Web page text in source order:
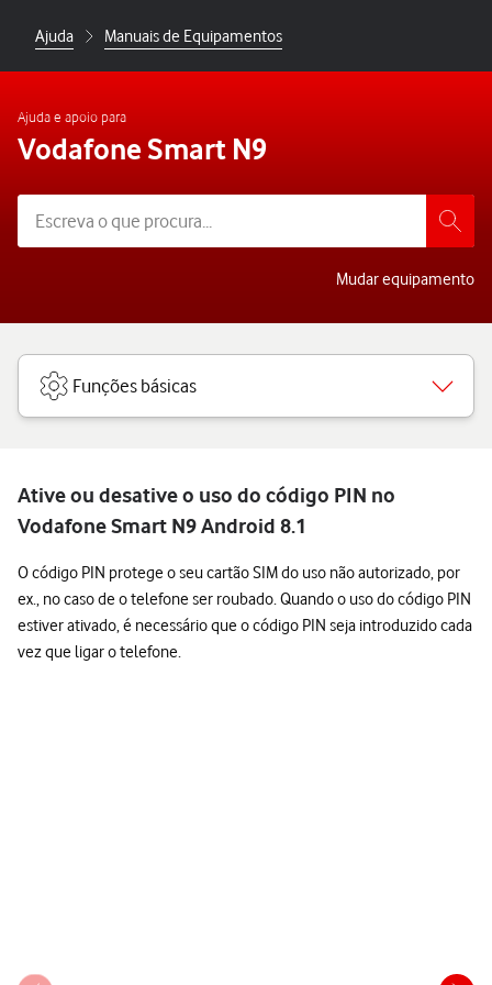
Ajuda Manuais de Equipamentos
Ajuda e apoio para
Vodafone Smart N9
Mudar equipamento
Funções básicas
Ative ou desative o uso do código PIN no
Vodafone Smart N9 Android 8.1
O código PIN protege o seu cartão SIM do uso não autorizado, por
ex., no caso de o telefone ser roubado. Quando o uso do código PIN
estiver ativado, é necessário que o código PIN seja introduzido cada
vez que ligar o telefone.